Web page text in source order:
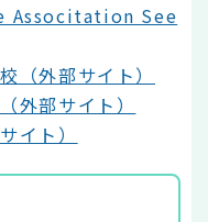
Associtation See
（外部サイト）
外部サイト）
イト）